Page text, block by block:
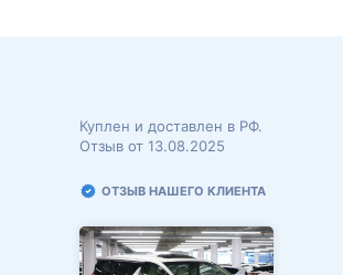
Куплен и доставлен в РФ.
Отзыв от 13.08.2025
ОТЗЫВ НАШЕГО КЛИЕНТА